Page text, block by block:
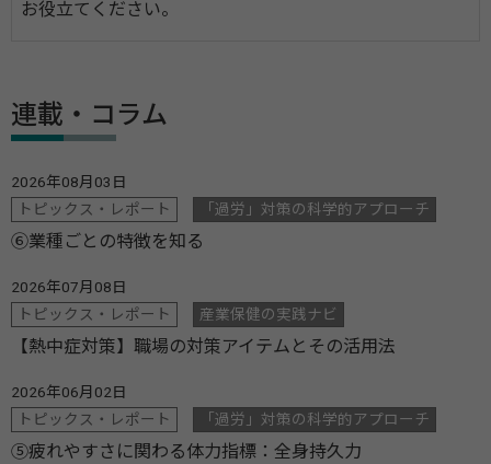
お役立てください。
連載・コラム
2026年08月03日
トピックス・レポート
「過労」対策の科学的アプローチ
⑥業種ごとの特徴を知る
2026年07月08日
トピックス・レポート
産業保健の実践ナビ
【熱中症対策】職場の対策アイテムとその活用法
2026年06月02日
トピックス・レポート
「過労」対策の科学的アプローチ
⑤疲れやすさに関わる体力指標：全身持久力